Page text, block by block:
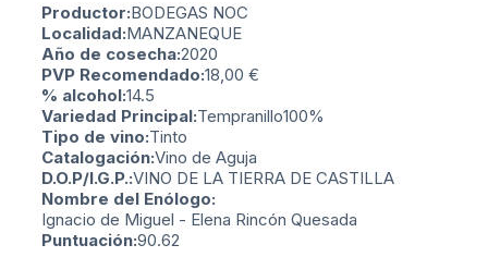
Productor:BODEGAS NOC
Localidad:MANZANEQUE
Año de cosecha:2020
PVP Recomendado:18,00 €
% alcohol:14.5
Variedad Principal:Tempranillo100%
Tipo de vino:Tinto
Catalogación:Vino de Aguja
D.O.P/I.G.P.:VINO DE LA TIERRA DE CASTILLA
Nombre del Enólogo:
Ignacio de Miguel - Elena Rincón Quesada
Puntuación:90.62